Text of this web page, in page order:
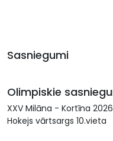
Sasniegumi
Olimpiskie
XXV Milāna - Kortīna 2026
Hokejs vārtsargs 10.vieta